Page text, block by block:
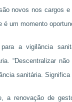
novos nos cargos
um momento
a vigilância
“Descentralizar
sanitária.
a renovação de